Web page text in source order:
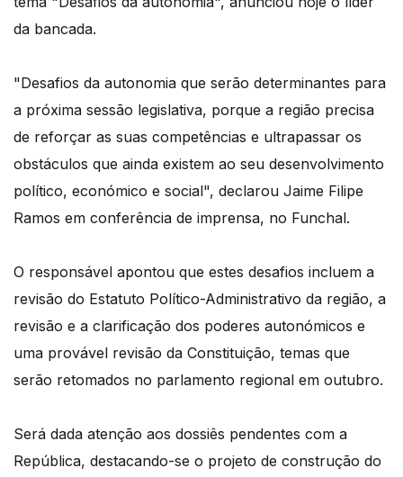
da bancada.
"Desafios da autonomia que serão determinantes para
a próxima sessão legislativa, porque a região precisa
de reforçar as suas competências e ultrapassar os
obstáculos que ainda existem ao seu desenvolvimento
político, económico e social", declarou Jaime Filipe
Ramos em conferência de imprensa, no Funchal.
O responsável apontou que estes desafios incluem a
revisão do Estatuto Político-Administrativo da região, a
revisão e a clarificação dos poderes autonómicos e
uma provável revisão da Constituição, temas que
serão retomados no parlamento regional em outubro.
Será dada atenção aos dossiês pendentes com a
República, destacando-se o projeto de construção do